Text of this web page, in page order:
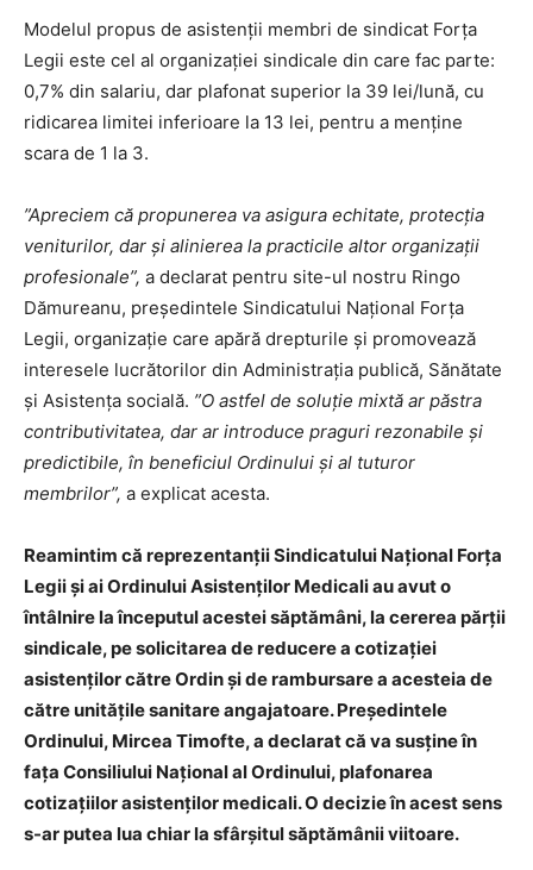
Modelul propus de asistenții membri de sindicat Forța
Legii este cel al organizației sindicale din care fac parte:
0,7% din salariu, dar plafonat superior la 39 lei/lună, cu
ridicarea limitei inferioare la 13 lei, pentru a menține
scara de 1 la 3.
”Apreciem că propunerea va asigura echitate, protecția
veniturilor, dar și alinierea la practicile altor organizații
profesionale”, a declarat pentru site-ul nostru Ringo
Dămureanu, președintele Sindicatului Național Forța
Legii, organizație care apără drepturile și promovează
interesele lucrătorilor din Administrația publică, Sănătate
și Asistența socială. ”O astfel de soluție mixtă ar păstra
contributivitatea, dar ar introduce praguri rezonabile și
predictibile, în beneficiul Ordinului și al tuturor
membrilor”, a explicat acesta.
Reamintim că reprezentanții Sindicatului Național Forța
Legii și ai Ordinului Asistenților Medicali au avut o
întâlnire la începutul acestei săptămâni, la cererea părții
sindicale, pe solicitarea de reducere a cotizației
asistenților către Ordin și de rambursare a acesteia de
către unitățile sanitare angajatoare. Președintele
Ordinului, Mircea Timofte, a declarat că va susține în
fața Consiliului Național al Ordinului, plafonarea
cotizațiilor asistenților medicali. O decizie în acest sens
s-ar putea lua chiar la sfârșitul săptămânii viitoare.